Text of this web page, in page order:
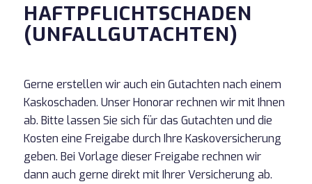
HAFTPFLICHTSCHADEN
(UNFALLGUTACHTEN)
Gerne erstellen wir auch ein Gutachten nach einem
Kaskoschaden. Unser Honorar rechnen wir mit Ihnen
ab. Bitte lassen Sie sich für das Gutachten und die
Kosten eine Freigabe durch Ihre Kaskoversicherung
geben. Bei Vorlage dieser Freigabe rechnen wir
dann auch gerne direkt mit Ihrer Versicherung ab.